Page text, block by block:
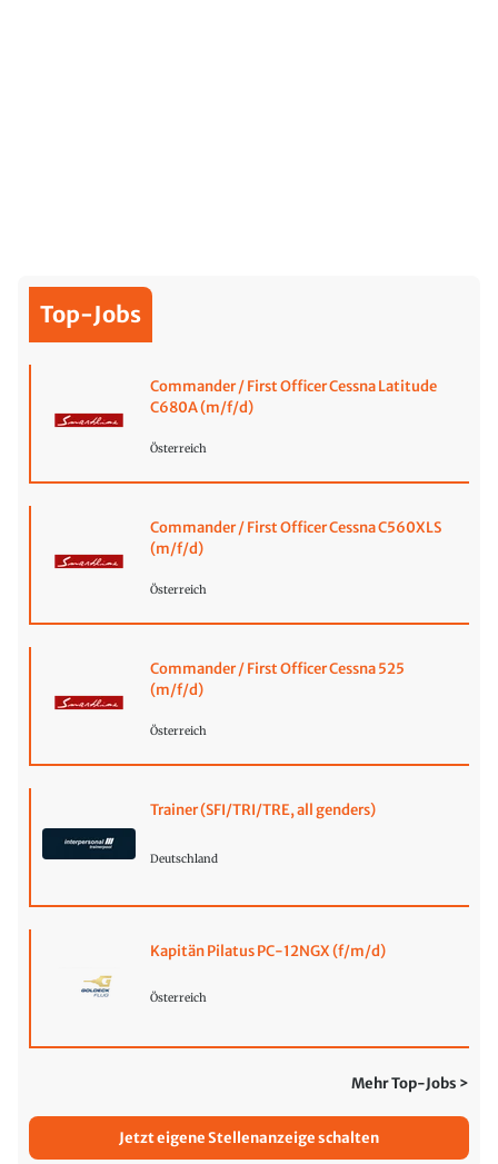
Top-Jobs
Commander / First Officer Cessna Latitude
C680A (m/f/d)
Österreich
Commander / First Officer Cessna C560XLS
(m/f/d)
Österreich
Commander / First Officer Cessna 525
(m/f/d)
Österreich
Trainer (SFI/TRI/TRE, all genders)
Deutschland
Kapitän Pilatus PC-12NGX (f/m/d)
Österreich
Mehr Top-Jobs >
Jetzt eigene Stellenanzeige schalten